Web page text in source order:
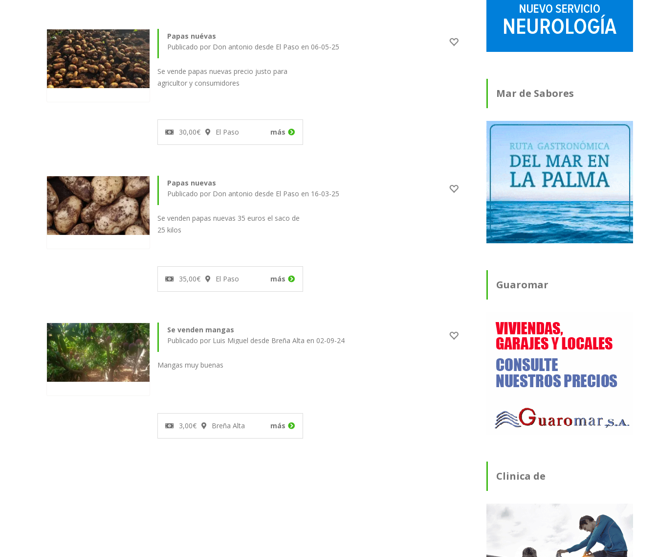
Papas nuévas
Publicado por Don antonio desde El Paso en 06-05-25
Se vende papas nuevas precio justo para
agricultor y consumidores
30,00€ El Paso más
Papas nuevas
Publicado por Don antonio desde El Paso en 16-03-25
Se venden papas nuevas 35 euros el saco de
25 kilos
35,00€ El Paso más
Se venden mangas
Publicado por Luis Miguel desde Breña Alta en 02-09-24
Mangas muy buenas
3,00€ Breña Alta más
Mar de Sabores
Guaromar
Clinica de
Fisioterapia